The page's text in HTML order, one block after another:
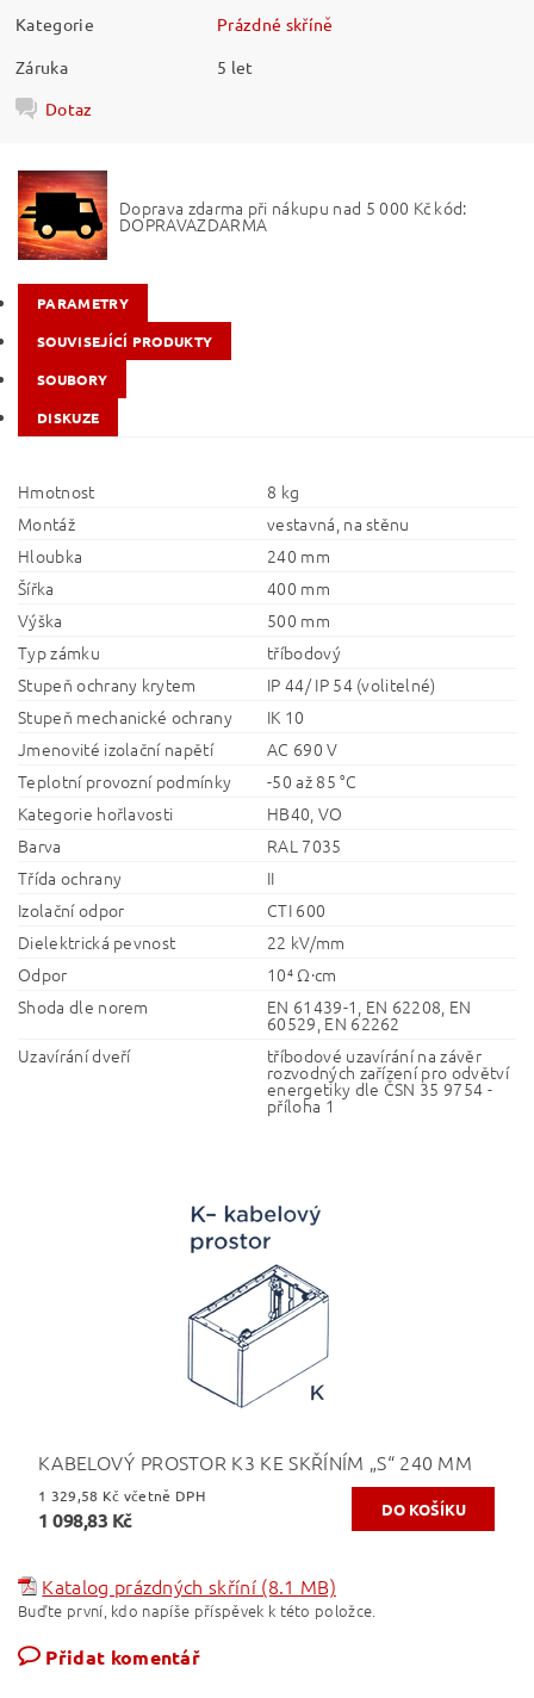
Kategorie
Prázdné skříně
Záruka
5 let
Dotaz
Doprava zdarma při nákupu nad 5 000 Kč kód:
DOPRAVAZDARMA
PARAMETRY
SOUVISEJÍCÍ PRODUKTY
SOUBORY
DISKUZE
Hmotnost
8 kg
Montáž
vestavná, na stěnu
Hloubka
240 mm
Šířka
400 mm
Výška
500 mm
Typ zámku
tříbodový
Stupeň ochrany krytem
IP 44/ IP 54 (volitelné)
Stupeň mechanické ochrany
IK 10
Jmenovité izolační napětí
AC 690 V
Teplotní provozní podmínky
-50 až 85 °C
Kategorie hořlavosti
HB40, VO
Barva
RAL 7035
Třída ochrany
II
Izolační odpor
CTI 600
Dielektrická pevnost
22 kV/mm
Odpor
10⁴ Ω·cm
Shoda dle norem
EN 61439-1, EN 62208, EN
60529, EN 62262
Uzavírání dveří
tříbodové uzavírání na závěr
rozvodných zařízení pro odvětví
energetiky dle ČSN 35 9754 -
příloha 1
KABELOVÝ PROSTOR K3 KE SKŘÍNÍM „S“ 240 MM
1 329,58 Kč včetně DPH
1 098,83 Kč
Katalog prázdných skříní (8.1 MB)
Buďte první, kdo napíše příspěvek k této položce.
Přidat komentář